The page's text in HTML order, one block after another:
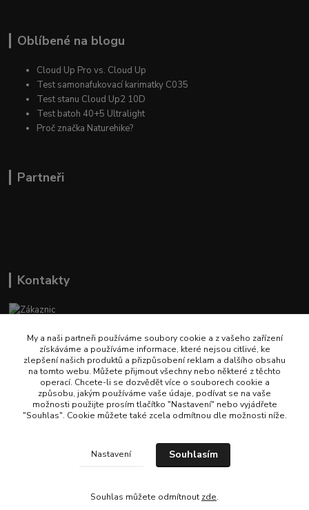
Oblíbené na blogu
Cloud Up Pro vs. Cloud Up
Test samonafukovací karimatky C035
Test stanu Cloud Up2 10D
Test batoh 40+5 Ultralight
Proč značka Naturehike?
Partneři
Kontakty
info@naturehikecz.cz
© 2021–2026 Naturehikecz.cz. Všechna práva vyhrazena. Veškerý obsah webu
souhlasu provozovatele je zakázáno.
My a naši partneři používáme soubory cookie a z vašeho zařízení
získáváme a používáme informace, které nejsou citlivé, ke
zlepšení našich produktů a přizpůsobení reklam a dalšího obsahu
na tomto webu. Můžete přijmout všechny nebo některé z těchto
operací. Chcete-li se dozvědět více o souborech cookie a
způsobu, jakým používáme vaše údaje, podívat se na vaše
možnosti použijte prosím tlačítko "Nastavení" nebo vyjádřete
"Souhlas". Cookie můžete také zcela odmítnou dle možnosti níže.
Nastavení Souhlasím
Souhlas můžete odmítnout zde.